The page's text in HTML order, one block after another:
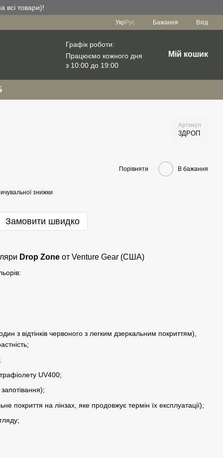
всі товари)!
Укр Рус Бажання Вхід
Графік роботи:
Працюємо кожного дня
з 10:00 до 19:00
Мій кошик
Артикул
3ДРОП
Порівняти В бажання
знижки
Замовити швидко
Drop Zone от Venture Gear (США)
:
з відтінків червоного з легким дзеркальним покриттям),
UV400;
покриття на лінзах, яке продовжує термін їх експлуатації);